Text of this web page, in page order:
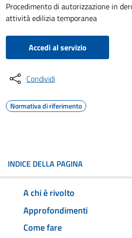
Procedimento di autorizzazione in
attività edilizia temporanea
Accedi al servizio
Condividi
Normativa di riferimento
INDICE DELLA PAGINA
A chi è rivolto
Approfondimenti
Come fare